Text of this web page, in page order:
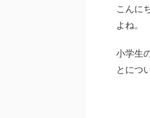
こんに
よね。
小学生
とにつ